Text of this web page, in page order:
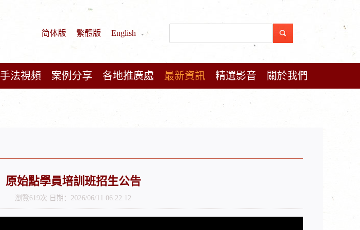
简体版 繁體版 English
手法視頻 案例分享 各地推廣處 最新資訊 精選影音 關於我們
原始點學員培訓班招生公告
瀏覽619次 日期：2026/06/11 06:22:12